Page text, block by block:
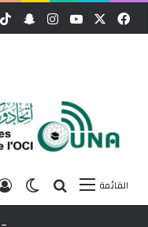
‫YouTubeانستقرام
سناب تشات‫TikTokواتساب ملخص الموقع RSS
القائمةبحث عن
الوضع المظلم
تسجيل الدخول
مصر تنعى